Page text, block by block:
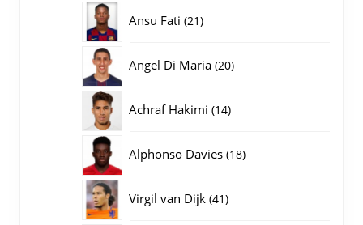
Ansu Fati 2121
Angel Di Maria 2020
Achraf Hakimi 1414
Alphonso Davies 1818
Virgil van Dijk 4141